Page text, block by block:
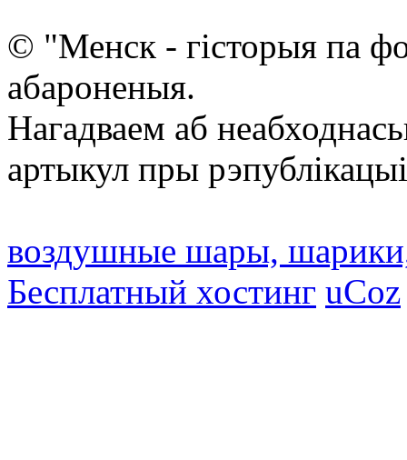
© "Менск - гісторыя па
абароненыя.
Нагадваем аб
артыкул пры
воздушные шары,
Бесплатный хостинг uCoz